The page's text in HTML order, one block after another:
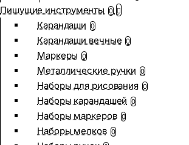
Пишущие инструменты 0
Карандаши 0
Карандаши вечные 0
Маркеры 0
Металлические ручки 0
Наборы для рисования 0
Наборы карандашей 0
Наборы маркеров 0
Наборы мелков 0